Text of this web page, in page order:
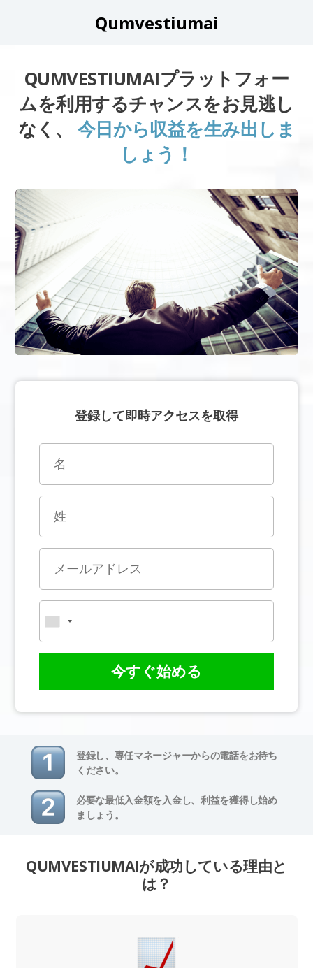
Qumvestiumai
QUMVESTIUMAIプラットフォー
ムを利用するチャンスをお見逃し
なく、 今日から収益を生み出しま
しょう！
登録して即時アクセスを取得
今すぐ始める
登録し、専任マネージャーからの電話をお待ち
ください。
必要な最低入金額を入金し、利益を獲得し始め
ましょう。
QUMVESTIUMAIが成功している理由と
は？